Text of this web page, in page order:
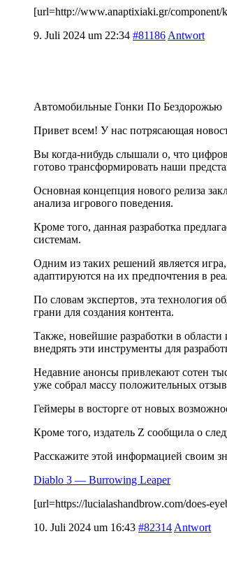
[url=http://www.anaptixiaki.gr/
9. Juli 2024 um 22:34 #81186 Antwort
Автомобильные Гонки По Бездорожью
Привет всем! У нас потрясающая
Вы когда-нибудь слышали о, что
готово трансформировать наши
Основная концепция нового релиза
анализа игрового поведения.
Кроме того, данная разработка
системам.
Одним из таких решений является
адаптируются на их предпочтения в
По словам экспертов, эта технология
грани для создания контента.
Также, новейшие разработки в области
внедрять эти инструменты для
Недавние анонсы привлекают сотен
уже собрал массу положительных
Геймеры в восторге от новых
Кроме того, издатель Z сообщила о
Расскажите этой информацией своим
Diablo 3 — Burrowing Leaper
[url=https://lucialashandbrow.com/does-
10. Juli 2024 um 16:43 #82314 Antwort